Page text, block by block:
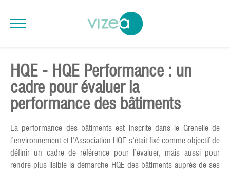
HQE - HQE Performance : un
cadre pour évaluer la
performance des bâtiments
La performance des bâtiments est inscrite dans le Grenelle de
l’environnement et l’Association HQE s’était fixé comme objectif de
définir un cadre de référence pour l’évaluer, mais aussi pour
rendre plus lisible la démarche HQE des bâtiments auprès de ses